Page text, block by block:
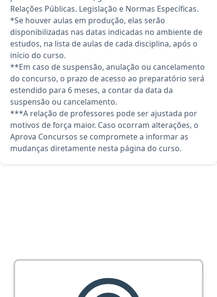
Relações Públicas. Legislação e Normas Específicas.
*Se houver aulas em produção, elas serão
disponibilizadas nas datas indicadas no ambiente de
estudos, na lista de aulas de cada disciplina, após o
início do curso.
**Em caso de suspensão, anulação ou cancelamento
do concurso, o prazo de acesso ao preparatório será
estendido para 6 meses, a contar da data da
suspensão ou cancelamento.
***A relação de professores pode ser ajustada por
motivos de força maior. Caso ocorram alterações, o
Aprova Concursos se compromete a informar as
mudanças diretamente nesta página do curso.